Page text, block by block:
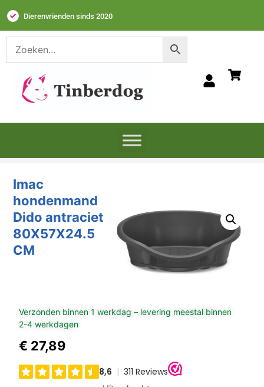
Dierenvrienden sinds 2020
Imac
hondenmand
Dido antraciet
80X57X24.5
CM
Verzonden binnen 1 werkdag – levering meestal binnen
2-4 werkdagen
€ 27,89